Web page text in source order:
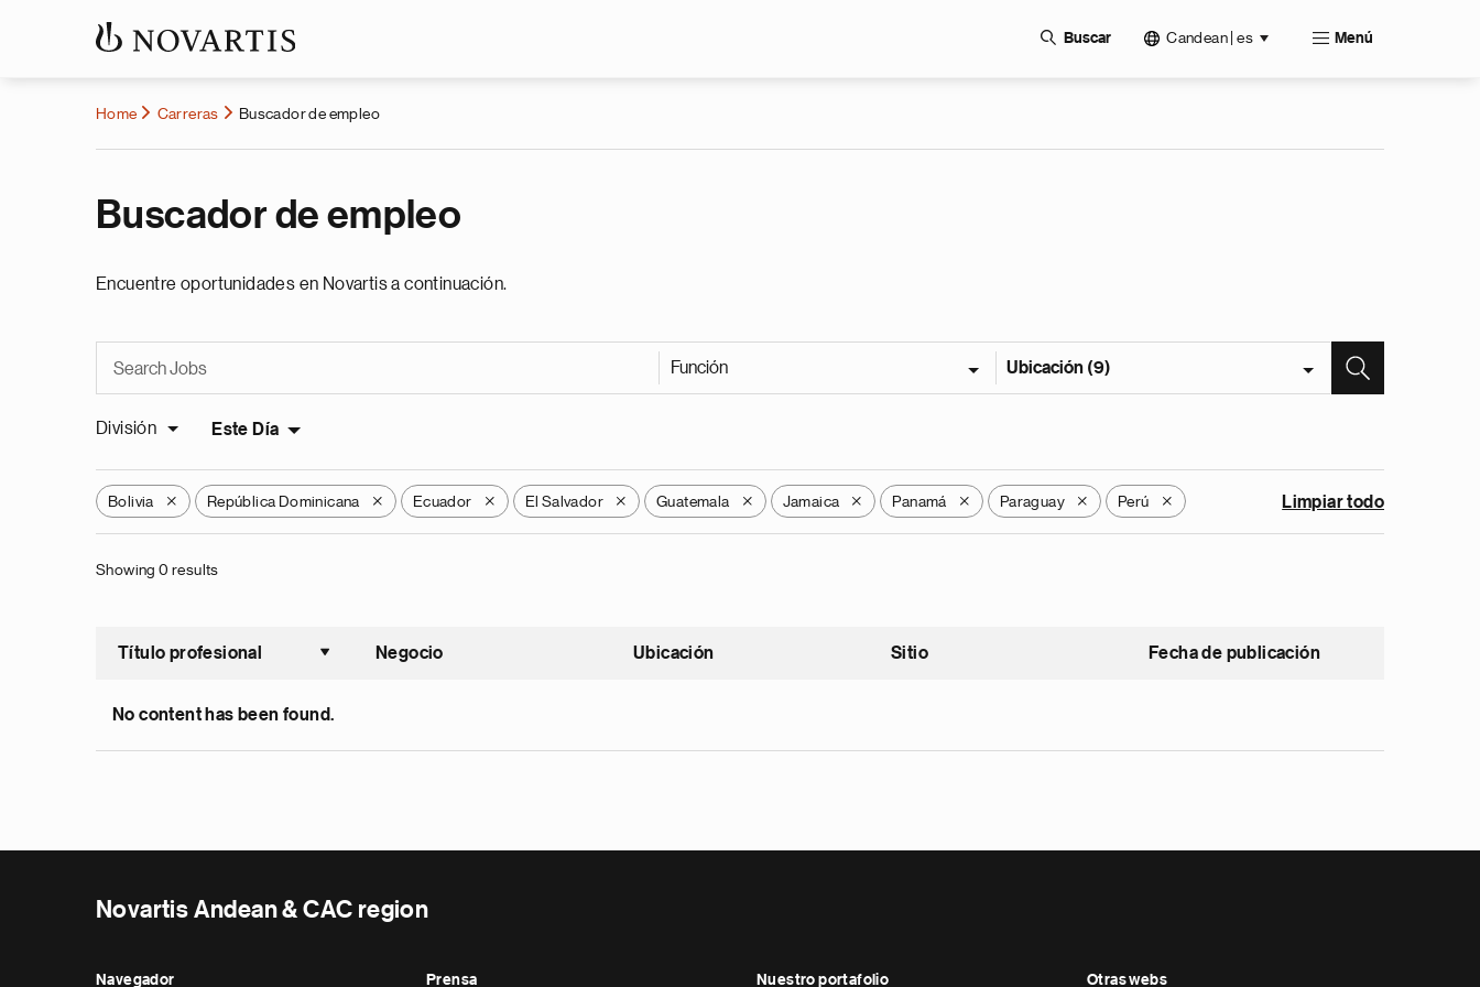
Buscar Candean | es Menú
Home Carreras Buscador de empleo
Buscador de empleo
Encuentre oportunidades en Novartis a continuación.
Función Ubicación (9)
División Este Día
Bolivia X República Dominicana X Ecuador X El Salvador X Guatemala X Jamaica X Panamá X Paraguay X Perú X Limpiar todo
Showing 0 results
Título profesional
Ordenar ascendente
Negocio Ubicación Sitio Fecha de publicación
No content has been found.
Novartis Andean & CAC region
Navegador Prensa Nuestro portafolio Otras webs